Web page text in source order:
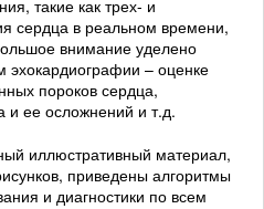
такие как трех- и
сердца в реальном времени,
внимание уделено
эхокардиографии – оценке
пороков сердца,
и ее осложнений и т.д.
иллюстративный материал,
приведены алгоритмы
и диагностики по всем